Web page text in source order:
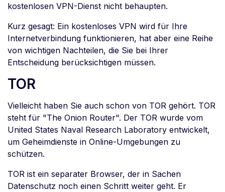
kostenlosen VPN-Dienst nicht behaupten.
Kurz gesagt: Ein kostenloses VPN wird für Ihre
Internetverbindung funktionieren, hat aber eine Reihe
von wichtigen Nachteilen, die Sie bei Ihrer
Entscheidung berücksichtigen müssen.
TOR
Vielleicht haben Sie auch schon von TOR gehört. TOR
steht für "The Onion Router". Der TOR wurde vom
United States Naval Research Laboratory entwickelt,
um Geheimdienste in Online-Umgebungen zu
schützen.
TOR ist ein separater Browser, der in Sachen
Datenschutz noch einen Schritt weiter geht. Er